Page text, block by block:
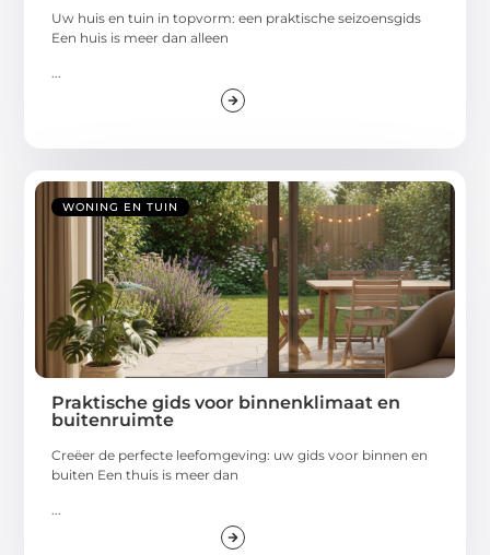
Uw huis en tuin in topvorm: een praktische seizoensgids
Een huis is meer dan alleen
...
WONING EN TUIN
Praktische gids voor binnenklimaat en
buitenruimte
Creëer de perfecte leefomgeving: uw gids voor binnen en
buiten Een thuis is meer dan
...